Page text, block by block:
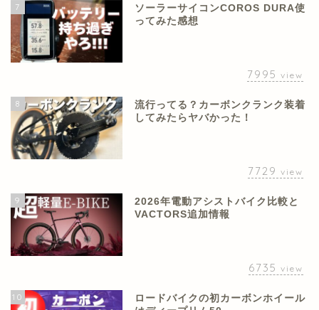
7
ソーラーサイコンCOROS DURA使
ってみた感想
7995 view
8
流行ってる？カーボンクランク装着
してみたらヤバかった！
7729 view
9
2026年電動アシストバイク比較と
VACTORS追加情報
6735 view
10
ロードバイクの初カーボンホイール